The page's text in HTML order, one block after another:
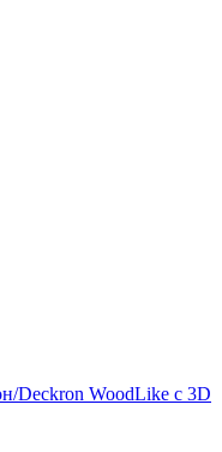
Deckron WoodLike с 3D